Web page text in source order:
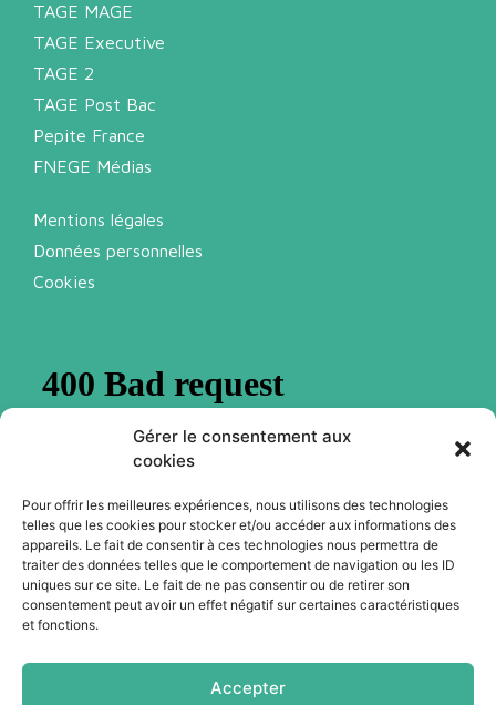
Gérer le consentement aux
cookies
Pour offrir les meilleures expériences, nous utilisons des technologies
telles que les cookies pour stocker et/ou accéder aux informations des
appareils. Le fait de consentir à ces technologies nous permettra de
traiter des données telles que le comportement de navigation ou les ID
uniques sur ce site. Le fait de ne pas consentir ou de retirer son
consentement peut avoir un effet négatif sur certaines caractéristiques
et fonctions.
Accepter
TAGE MAGE
TAGE Executive
TAGE 2
TAGE Post Bac
Pepite France
FNEGE Médias
Mentions légales
Données personnelles
Cookies
Abonnez-vous à notre newsletter
Je m'abonne